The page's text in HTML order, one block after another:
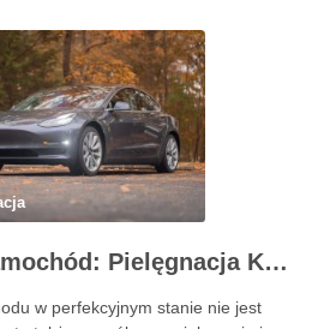
Perfekcyjny Samochód: Pielęgnacja Krok po Kroku
w perfekcyjnym stanie nie jest